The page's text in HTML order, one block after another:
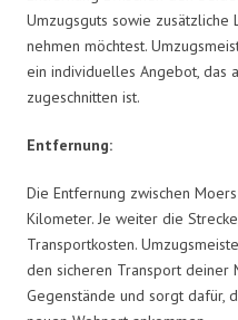
Umzugsguts sowie zusätzliche
nehmen möchtest.
ein individuelles Angebot, das
zugeschnitten ist.
Entfernung:
Die Entfernung zwischen
Kilometer. Je weiter die
Transportkosten.
den sicheren Transport deiner
Gegenstände und sorgt dafür,